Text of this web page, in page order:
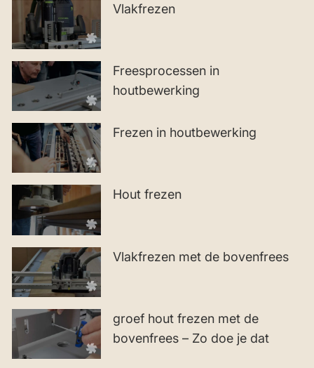
Vlakfrezen
Freesprocessen in
houtbewerking
Frezen in houtbewerking
Hout frezen
Vlakfrezen met de bovenfrees
groef hout frezen met de
bovenfrees – Zo doe je dat